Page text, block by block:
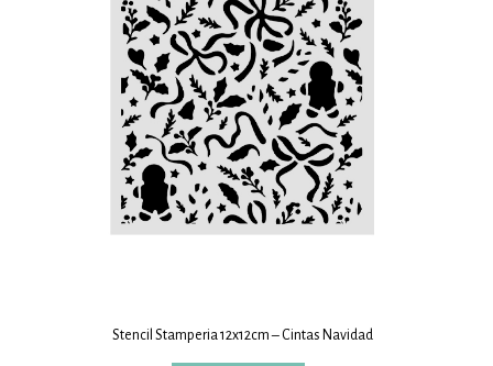
Stencil Stamperia 12x12cm – Cintas Navidad